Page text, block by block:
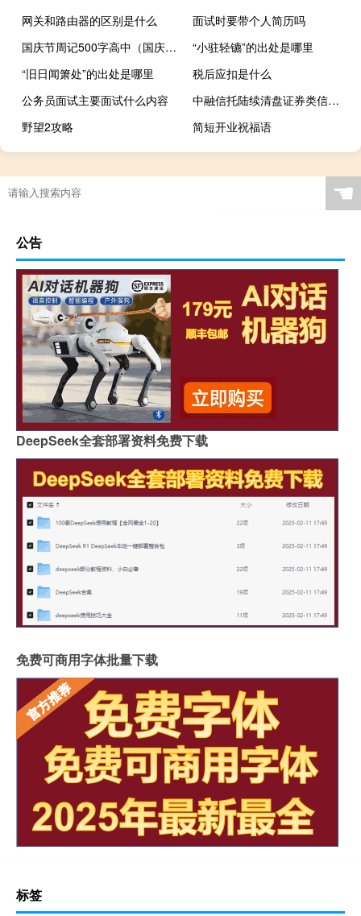
网关和路由器的区别是什么
面试时要带个人简历吗
国庆节周记500字高中（国庆节周记500字）
“小驻轻镳”的出处是哪里
“旧日闻箫处”的出处是哪里
税后应扣是什么
公务员面试主要面试什么内容
中融信托陆续清盘证券类信托 多只产品净值低于1
野望2攻略
简短开业祝福语
☚
公告
DeepSeek全套部署资料免费下载
免费可商用字体批量下载
标签